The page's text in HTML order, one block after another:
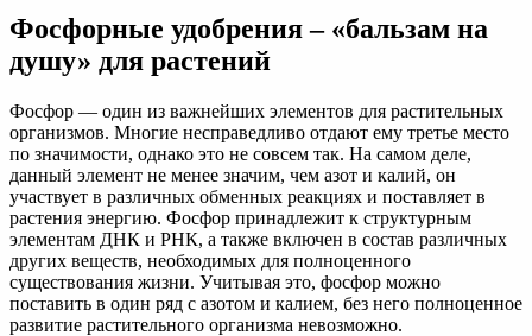
Фосфорные удобрения – «бальзам на
душу» для растений
Фосфор — один из важнейших элементов для растительных
организмов. Многие несправедливо отдают ему третье место
по значимости, однако это не совсем так. На самом деле,
данный элемент не менее значим, чем азот и калий, он
участвует в различных обменных реакциях и поставляет в
растения энергию. Фосфор принадлежит к структурным
элементам ДНК и РНК, а также включен в состав различных
других веществ, необходимых для полноценного
существования жизни. Учитывая это, фосфор можно
поставить в один ряд с азотом и калием, без него полноценное
развитие растительного организма невозможно.